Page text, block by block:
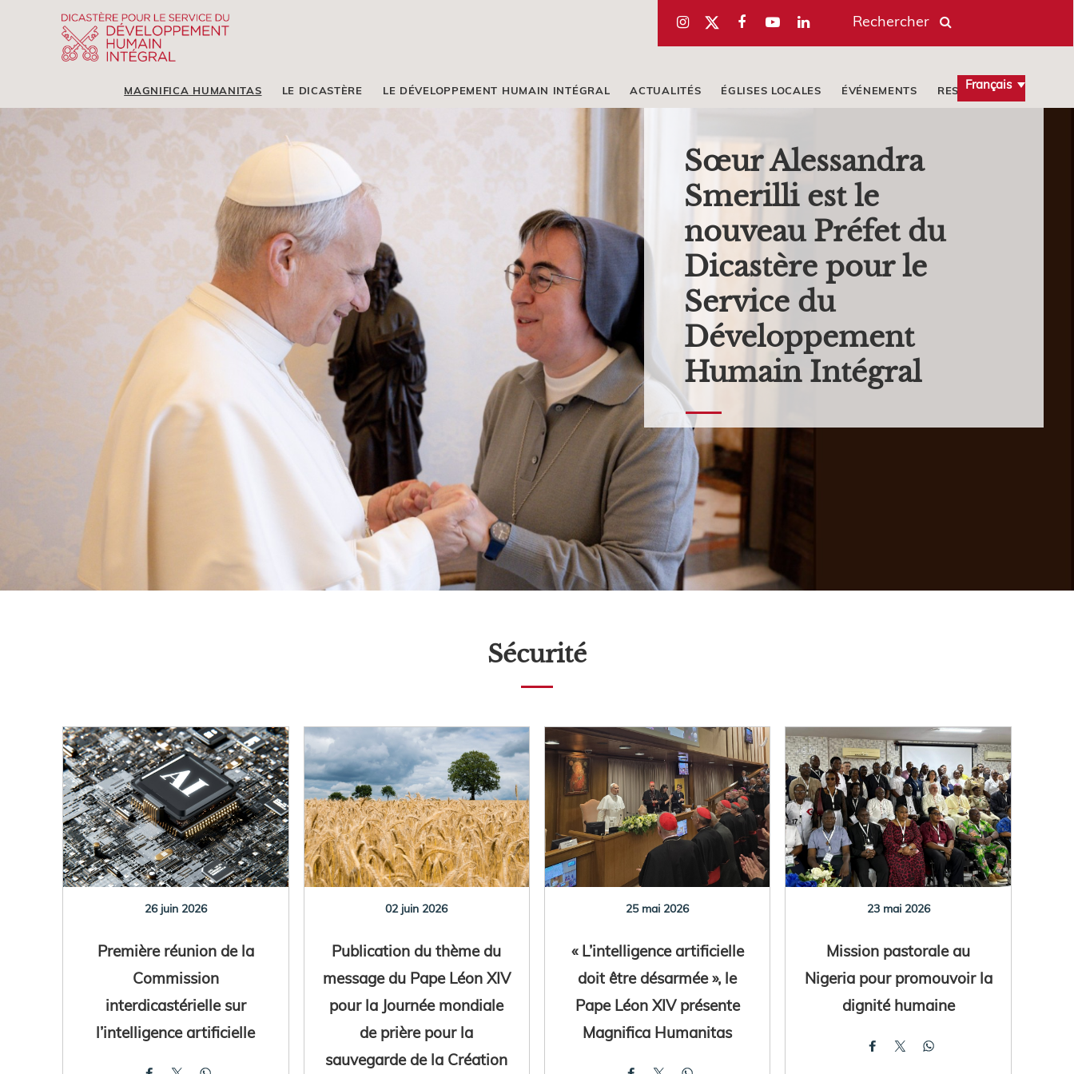
Rechercher
Français
MAGNIFICA HUMANITAS LE DICASTÈRE LE DÉVELOPPEMENT HUMAIN INTÉGRAL ACTUALITÉS ÉGLISES LOCALES ÉVÉNEMENTS RESSOURCES
Sœur Alessandra
Smerilli est le
nouveau Préfet du
Dicastère pour le
Service du
Développement
Humain Intégral
Sécurité
26 juin 2026
Première réunion de la
Commission
interdicastérielle sur
l’intelligence artificielle
02 juin 2026
Publication du thème du
message du Pape Léon XIV
pour la Journée mondiale
de prière pour la
sauvegarde de la Création
25 mai 2026
« L’intelligence artificielle
doit être désarmée », le
Pape Léon XIV présente
Magnifica Humanitas
23 mai 2026
Mission pastorale au
Nigeria pour promouvoir la
dignité humaine